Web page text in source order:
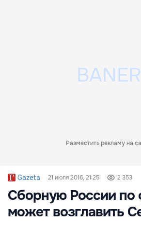
Разместить рекламу на
Gazeta 21 июля 2016, 21:25 2 353
Сборную России по
может возглавить